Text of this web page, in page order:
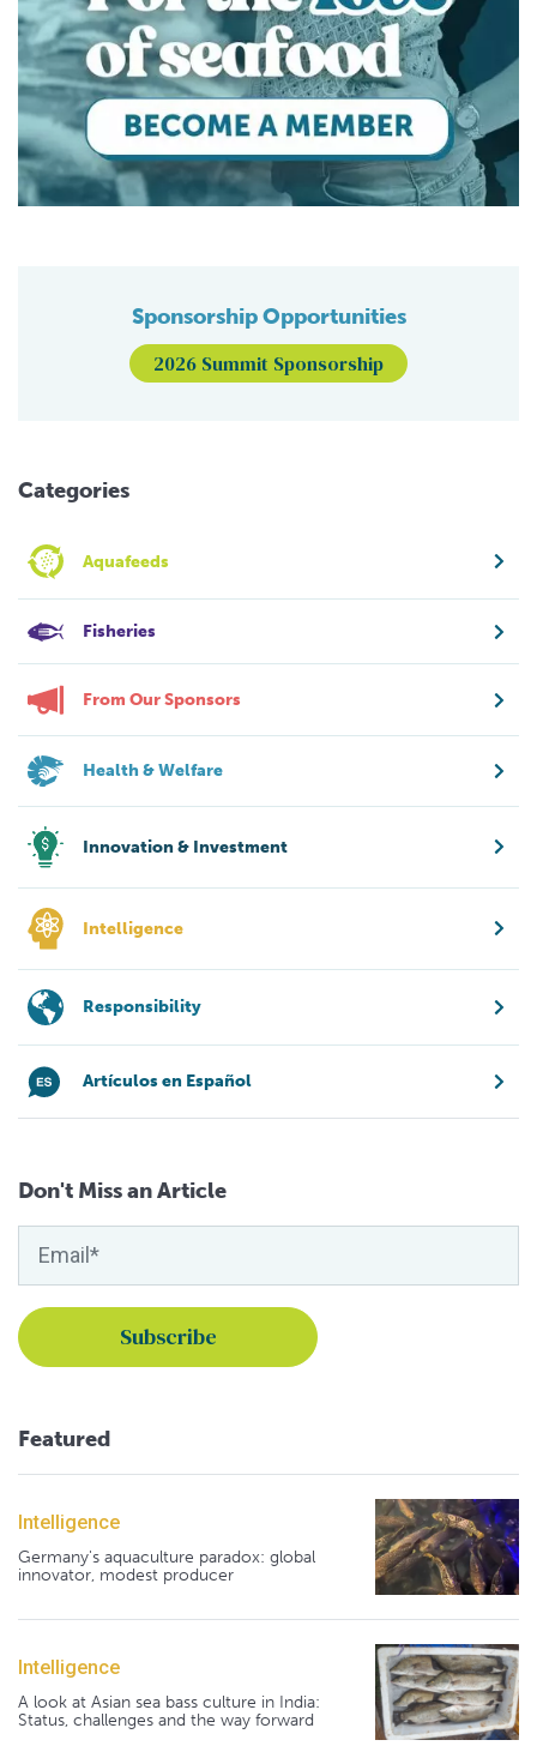
Sponsorship Opportunities
2026 Summit Sponsorship
Categories
Aquafeeds
Fisheries
From Our Sponsors
Health & Welfare
Innovation & Investment
Intelligence
Responsibility
Artículos en Español
Don't Miss an Article
Featured
Intelligence
Germany's aquaculture paradox: global
innovator, modest producer
Intelligence
A look at Asian sea bass culture in India:
Status, challenges and the way forward